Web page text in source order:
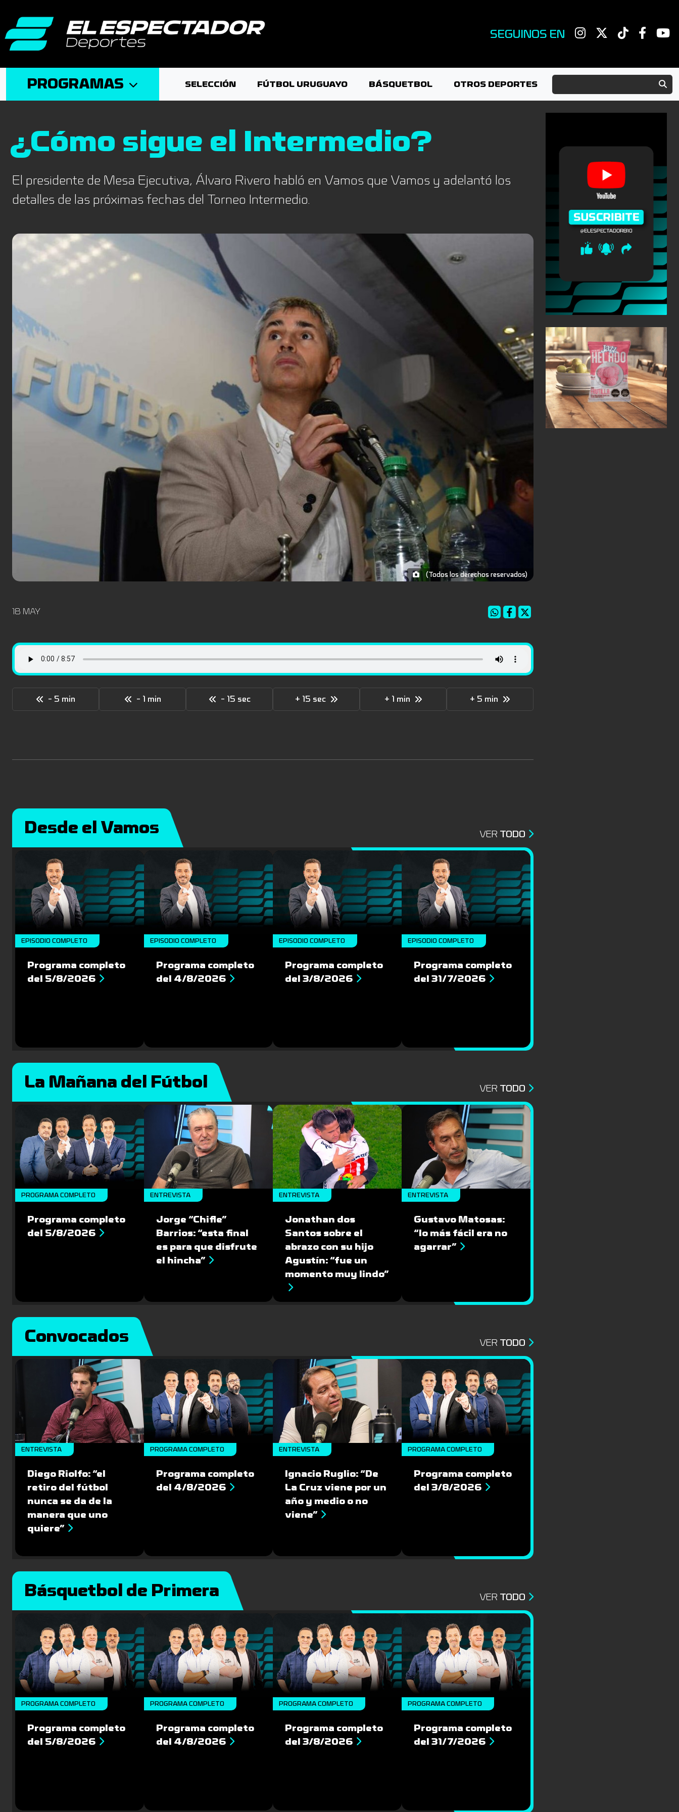
SEGUINOS EN
PROGRAMAS SELECCIÓN FÚTBOL URUGUAYO BÁSQUETBOL OTROS DEPORTES
¿Cómo sigue el Intermedio?
El presidente de Mesa Ejecutiva, Álvaro Rivero habló en Vamos que Vamos y adelantó los
detalles de las próximas fechas del Torneo Intermedio.
(Todos los derechos reservados)
18 MAY
- 5 min - 1 min - 15 sec + 15 sec + 1 min + 5 min
Desde el Vamos VER TODO
EPISODIO COMPLETO
Programa completo
del 5/8/2026
EPISODIO COMPLETO
Programa completo
del 4/8/2026
EPISODIO COMPLETO
Programa completo
del 3/8/2026
EPISODIO COMPLETO
Programa completo
del 31/7/2026
La Mañana del Fútbol VER TODO
PROGRAMA COMPLETO
Programa completo
del 5/8/2026
ENTREVISTA
Jorge “Chifle”
Barrios: “esta final
es para que disfrute
el hincha”
ENTREVISTA
Jonathan dos
Santos sobre el
abrazo con su hijo
Agustín: “fue un
momento muy lindo”
ENTREVISTA
Gustavo Matosas:
“lo más fácil era no
agarrar”
Convocados VER TODO
ENTREVISTA
Diego Riolfo: “el
retiro del fútbol
nunca se da de la
manera que uno
quiere”
PROGRAMA COMPLETO
Programa completo
del 4/8/2026
ENTREVISTA
Ignacio Ruglio: “De
La Cruz viene por un
año y medio o no
viene”
PROGRAMA COMPLETO
Programa completo
del 3/8/2026
Básquetbol de Primera VER TODO
PROGRAMA COMPLETO
Programa completo
del 5/8/2026
PROGRAMA COMPLETO
Programa completo
del 4/8/2026
PROGRAMA COMPLETO
Programa completo
del 3/8/2026
PROGRAMA COMPLETO
Programa completo
del 31/7/2026